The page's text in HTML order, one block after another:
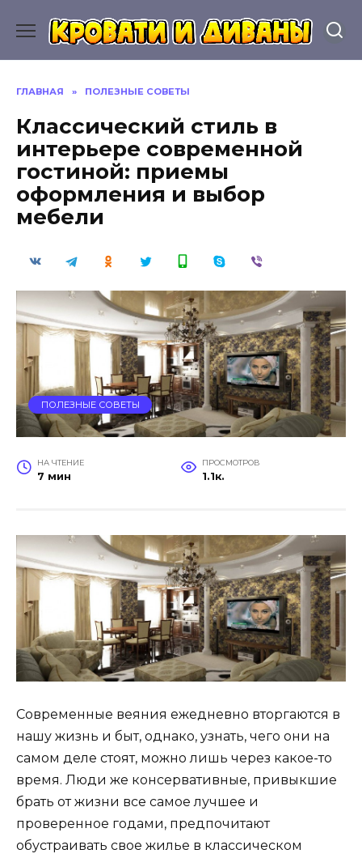
содержанию
ГЛАВНАЯ » ПОЛЕЗНЫЕ СОВЕТЫ
Классический стиль в
интерьере современной
гостиной: приемы
оформления и выбор
мебели
ПОЛЕЗНЫЕ СОВЕТЫ
НА ЧТЕНИЕ
7 мин
ПРОСМОТРОВ
1.1к.
Современные веяния ежедневно вторгаются в
нашу жизнь и быт, однако, узнать, чего они на
самом деле стоят, можно лишь через какое-то
время. Люди же консервативные, привыкшие
брать от жизни все самое лучшее и
проверенное годами, предпочитают
обустраивать свое жилье в классическом